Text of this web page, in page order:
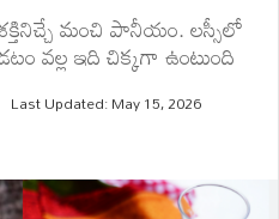
మంచి పానీయం. లస్సీలో
వల్ల ఇది చిక్కగా ఉంటుంది
Last Updated: May 15, 2026